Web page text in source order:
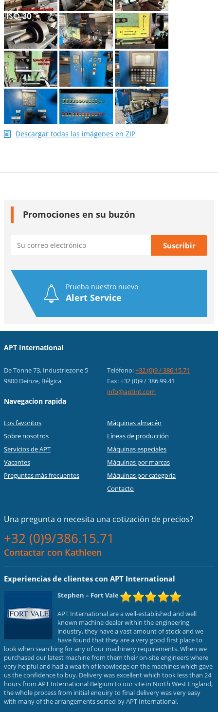
Descargar todas las imágenes en ZIP
Promociones en su buzón
Prueba nuestro nuevo
Alert Service
APT International
De Tonne 73, Industriezone 5
9800 Deinze, Bélgica
Teléfono:+32 (0)9 / 386.15.71
Fax: +32 (0)9 / 386.99.41
info@aptint.com
Navegacion rapida
Los favoritos
Sobre nosotros
Servicios de APT
Vacantes
Preguntas más frecuentes
Máquinas almacén
Líneas de producción
Máquinas especiales
Máquinas por marcas
Máquinas por categoría
Contacto
Una pregunta o necesita una cotización de precios?
+32 (0)9/386.15.71
Contactar con Kathleen
Experiencias de clientes con APT International
Stephen – Fort Vale
APT International are a well-established and well
known machine dealer within the engineering
industry, they have a vast amount of stock and we
have found that they are a very good first place to
look when searching for any of our machinery requirements. When we
purchased our latest machine from them their on-site engineers where
very helpful and had a wealth of knowledge on the machines which gave
us the confidence to buy. Delivery was excellent which took less than 24
hours from APT International Belgium to our site in North West England,
the whole process from initial enquiry to final delivery was very easy
with many of the arrangements sorted by APT International.